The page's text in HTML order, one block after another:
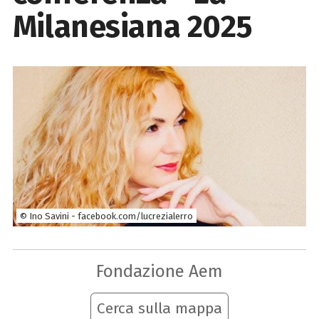
Milanesiana 2025
© Ino Savini - facebook.com/lucrezialerro
Fondazione Aem
Cerca sulla mappa